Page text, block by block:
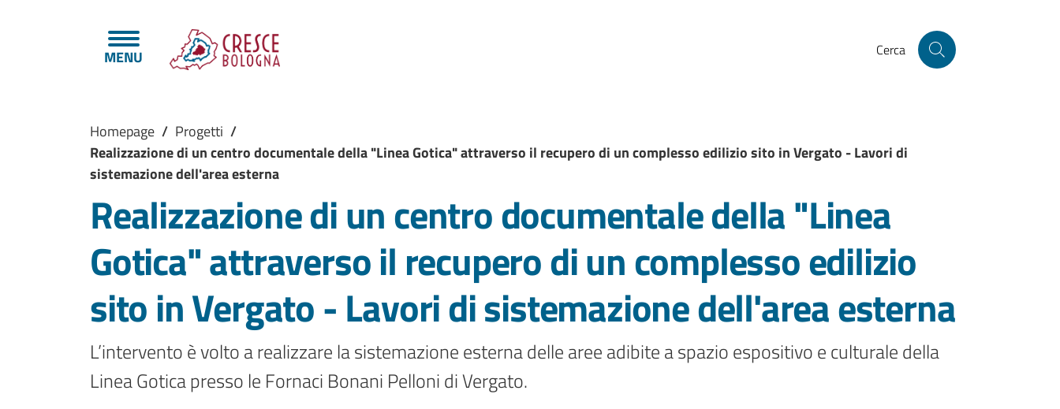
MENU Cerca
Briciole di pane
Homepage / Progetti /
Realizzazione di un centro documentale della "Linea Gotica" attraverso il recupero di un complesso edilizio sito in Vergato - Lavori di
sistemazione dell'area esterna
Realizzazione di un centro documentale della "Linea
Gotica" attraverso il recupero di un complesso edilizio
sito in Vergato - Lavori di sistemazione dell'area esterna
L’intervento è volto a realizzare la sistemazione esterna delle aree adibite a spazio espositivo e culturale della
Linea Gotica presso le Fornaci Bonani Pelloni di Vergato.